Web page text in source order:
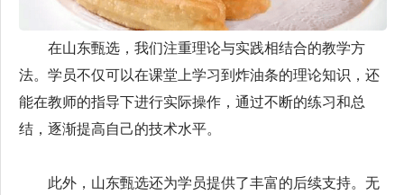
在山东甄选，我们注重理论与实践相结合的教学方
法。学员不仅可以在课堂上学习到炸油条的理论知识，还
能在教师的指导下进行实际操作，通过不断的练习和总
结，逐渐提高自己的技术水平。
此外，山东甄选还为学员提供了丰富的后续支持。无